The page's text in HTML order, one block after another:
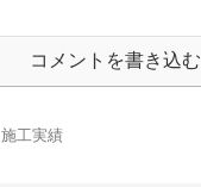
コメントを書き込む
施工実績